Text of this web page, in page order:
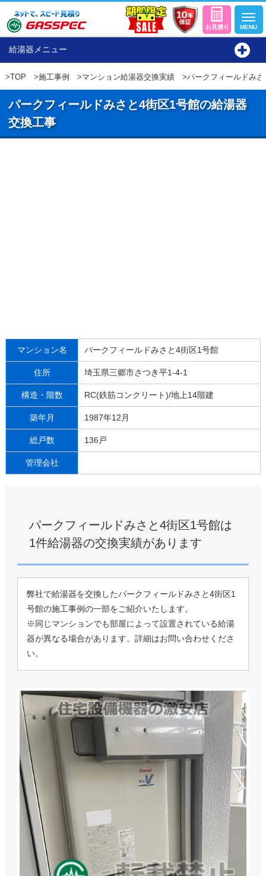
給湯器メニュー
>TOP >施工事例 >マンション給湯器交換実績>パークフィールドみさ
パークフィールドみさと4街区1号館の給湯器
交換工事
マンション名 パークフィールドみさと4街区1号館
住所 埼玉県三郷市さつき平1-4-1
構造・階数 RC(鉄筋コンクリート)/地上14階建
築年月 1987年12月
総戸数 136戸
管理会社
パークフィールドみさと4街区1号館は
1件給湯器の交換実績があります
弊社で給湯器を交換したパークフィールドみさと4街区1
号館の施工事例の一部をご紹介いたします。
※同じマンションでも部屋によって設置されている給湯
器が異なる場合があります。詳細はお問い合わせくださ
い。